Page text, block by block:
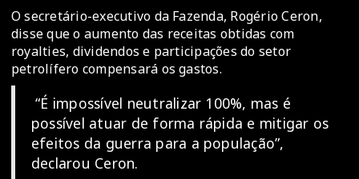
O secretário-executivo da Fazenda, Rogério Ceron,
disse que o aumento das receitas obtidas com
royalties, dividendos e participações do setor
petrolífero compensará os gastos.
“É impossível neutralizar 100%, mas é
possível atuar de forma rápida e mitigar os
efeitos da guerra para a população”,
declarou Ceron.